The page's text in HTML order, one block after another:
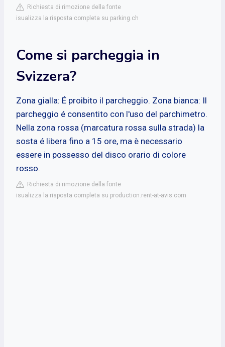
Richiesta di rimozione della fonte
isualizza la risposta completa su parking.ch
Come si parcheggia in
Svizzera?
Zona gialla: É proibito il parcheggio. Zona bianca: Il
parcheggio é consentito con l'uso del parchimetro.
Nella zona rossa (marcatura rossa sulla strada) la
sosta é libera fino a 15 ore, ma è necessario
essere in possesso del disco orario di colore
rosso.
Richiesta di rimozione della fonte
isualizza la risposta completa su production.rent-at-avis.com